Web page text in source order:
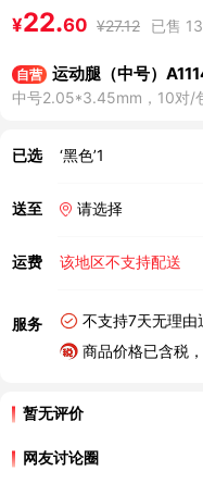
¥22.60 ¥27.12 已售
自营 运动腿（中号）
中号2.05*3.45mm，10对/
已选 ‘黑色’1
送至 请选择
运费 该地区不支持配送
服务
不支持7天无理由
商品价格已含税
暂无评价
网友讨论圈